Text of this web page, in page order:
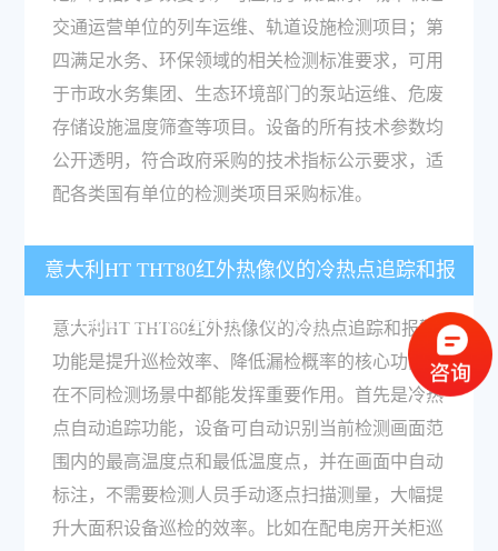
交通运营单位的列车运维、轨道设施检测项目；第
四满足水务、环保领域的相关检测标准要求，可用
于市政水务集团、生态环境部门的泵站运维、危废
存储设施温度筛查等项目。设备的所有技术参数均
公开透明，符合政府采购的技术指标公示要求，适
配各类国有单位的检测类项目采购标准。
意大利HT THT80红外热像仪的冷热点追踪和报
警功能在实际应用中有什么作用？
意大利HT THT80红外热像仪的冷热点追踪和报警
功能是提升巡检效率、降低漏检概率的核心功能，
在不同检测场景中都能发挥重要作用。首先是冷热
点自动追踪功能，设备可自动识别当前检测画面范
围内的最高温度点和最低温度点，并在画面中自动
标注，不需要检测人员手动逐点扫描测量，大幅提
升大面积设备巡检的效率。比如在配电房开关柜巡